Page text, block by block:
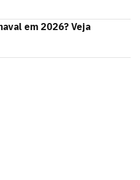
em 2026? Veja